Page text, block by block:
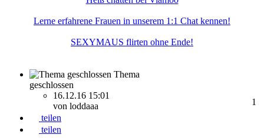
Lerne erfahrene Frauen in unserem 1:1 Chat kennen!
SEXYMAUS flirten ohne Ende!
Thema
geschlossen
16.12.16 15:01
von loddaaa
teilen
teilen
1